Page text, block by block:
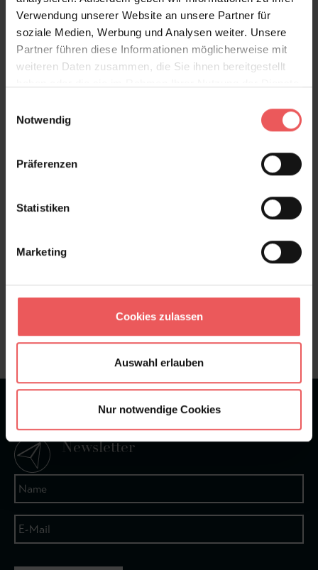
Verwendung unserer Website an unsere Partner für
soziale Medien, Werbung und Analysen weiter. Unsere
Partner führen diese Informationen möglicherweise mit
weiteren Daten zusammen, die Sie ihnen bereitgestellt
Notwendig
Präferenzen
Statistiken
Marketing
Cookies zulassen
Auswahl erlauben
Nur notwendige Cookies
Design stellen.
Die Blumenwiese hat eine Höhe von ca. 150cm
Produktdetails
FAQ
Sie haben Fragen zum Produkt?
+49 (0)221 932 81 82
Bei 1245 Bewertungen
Newsletter